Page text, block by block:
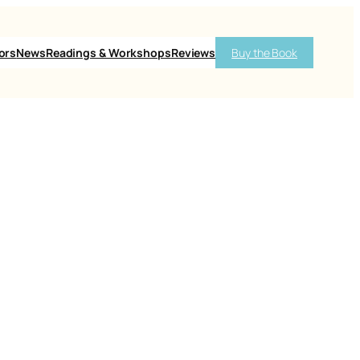
NewsReadings & WorkshopsReviews Buy the Book